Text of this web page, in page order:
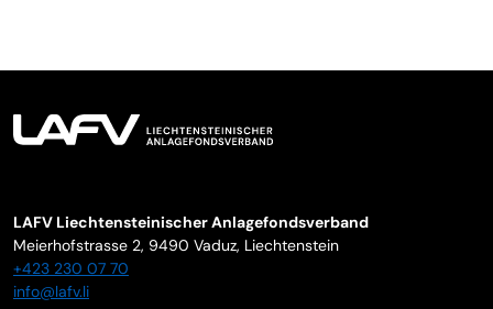
LAFV Liechtensteinischer Anlagefondsverband
Meierhofstrasse 2, 9490 Vaduz, Liechtenstein
+423 230 07 70
info@lafv.li